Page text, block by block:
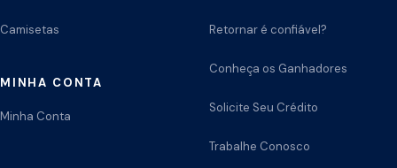
Camisetas
MINHA CONTA
Minha Conta
Retornar é confiável?
Conheça os Ganhadores
Solicite Seu Crédito
Trabalhe Conosco